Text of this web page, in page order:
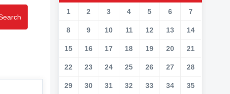
1 2 3 4 5 6 7
8 9 10 11 12 13 14
15 16 17 18 19 20 21
22 23 24 25 26 27 28
29 30 31 32 33 34 35